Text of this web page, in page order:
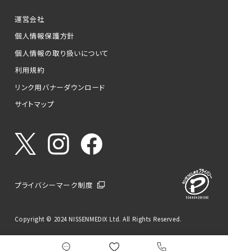
運営会社
個人情報保護方針
個人情報の取り扱いについて
利用規約
リンク用バナーダウンロード
サイトマップ
プライバシーマーク制度
Copyright © 2024 NISSENMEDIX Ltd. All Rights Reserved.